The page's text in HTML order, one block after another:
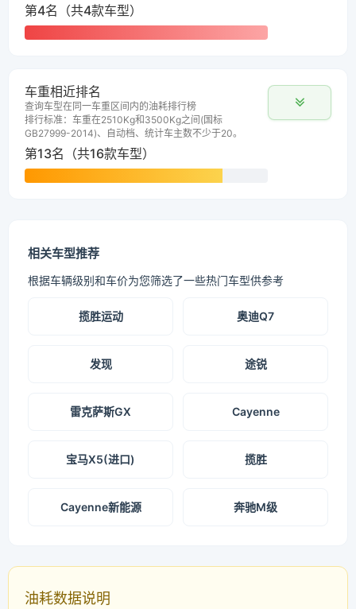
第4名（共4款车型）
车重相近排名
查询车型在同一车重区间内的油耗排行榜
排行标准：车重在2510Kg和3500Kg之间(国标
GB27999-2014)、自动档、统计车主数不少于20。
第13名（共16款车型）
相关车型推荐
根据车辆级别和车价为您筛选了一些热门车型供参考
揽胜运动 奥迪Q7
发现 途锐
雷克萨斯GX Cayenne
宝马X5(进口) 揽胜
Cayenne新能源 奔驰M级
油耗数据说明